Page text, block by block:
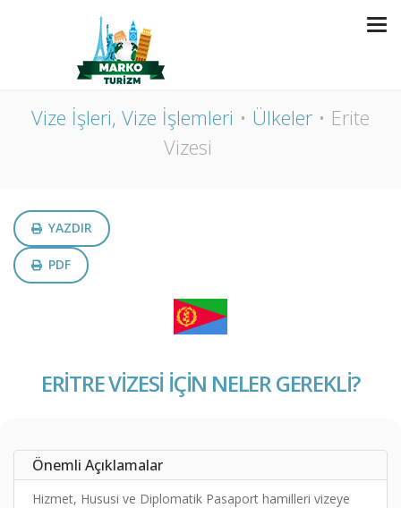
ERITE VIZESI
Vize İşleri, Vize İşlemleri Ülkeler
Erite
Vizesi
YAZDIR
PDF
ERİTRE VİZESİ İÇİN NELER GEREKLİ?
Önemli Açıklamalar
Hizmet, Hususi ve Diplomatik Pasaport hamilleri vizeye